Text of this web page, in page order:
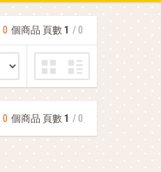
0 個商品 頁數 1 / 0
0 個商品 頁數 1 / 0